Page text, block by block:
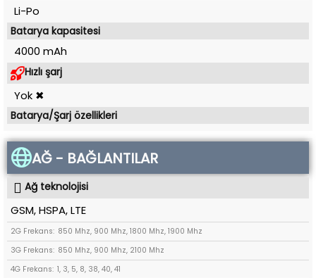
Li-Po
Batarya kapasitesi
4000 mAh
Hızlı şarj
Yok ✖
Batarya/Şarj özellikleri
AĞ - BAĞLANTILAR
Ağ teknolojisi
GSM, HSPA, LTE
2G Frekans: 850 Mhz, 900 Mhz, 1800 Mhz, 1900 Mhz
3G Frekans: 850 Mhz, 900 Mhz, 2100 Mhz
4G Frekans: 1, 3, 5, 8, 38, 40, 41